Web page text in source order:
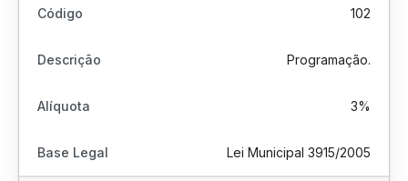
102
Programação.
3%
Lei Municipal 3915/2005